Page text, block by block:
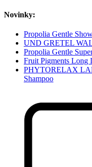
Novinky:
Propolia Gentle
UND GRETEL
Propolia Gentle
Fruit Pigments Long
PHYTORELAX
Shampoo